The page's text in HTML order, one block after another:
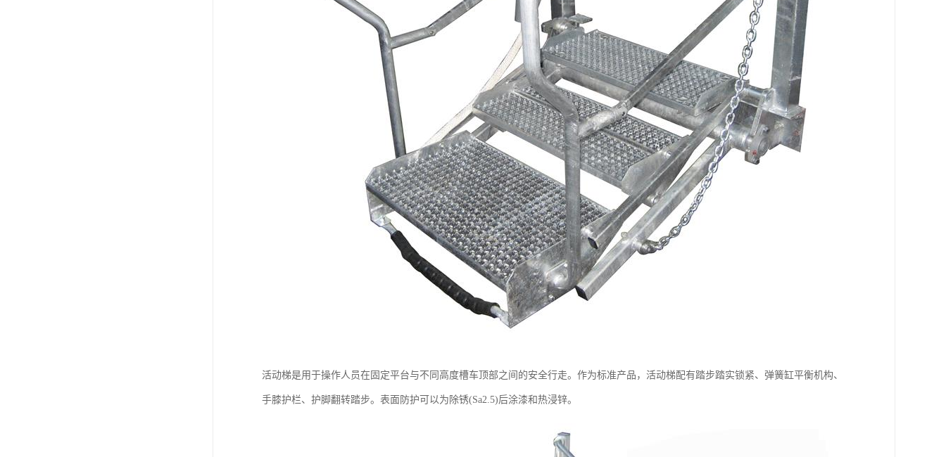
活动梯是用于操作人员在固定平台与不同高度槽车顶部之间的安全行走。作为标准产品，活动梯配有踏步踏实锁紧、弹簧缸平衡机构、
手膝护栏、护脚翻转踏步。表面防护可以为除锈(Sa2.5)后涂漆和热浸锌。